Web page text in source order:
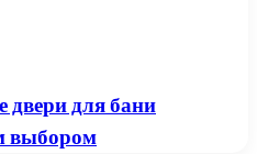
двери для бани
выбором